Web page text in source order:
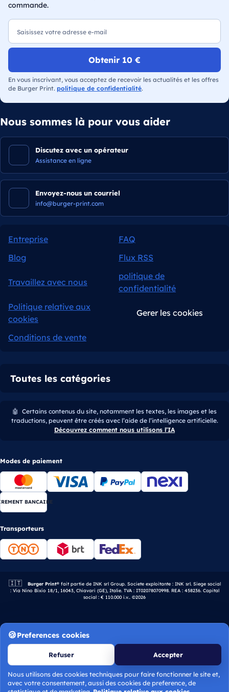
commande.
E-mail
Obtenir 10 €
En vous inscrivant, vous acceptez de recevoir les actualités et les offres
de Burger Print. politique de confidentialité.
Nous sommes là pour vous aider
Discutez avec un opérateur
Assistance en ligne
Envoyez-nous un courriel
info@burger-print.com
Entreprise
FAQ
Blog
Flux RSS
Travaillez avec nous
politique de
confidentialité
Politique relative aux
cookies
Gerer les cookies
Conditions de vente
Toutes les catégories
🤖 Certains contenus du site, notamment les textes, les images et les
traductions, peuvent être créés avec l’aide de l’intelligence artificielle.
Découvrez comment nous utilisons l’IA
Modes de paiement
BANCAIRE
Transporteurs
🇮🇹 Entreprise italienne.
Burger Print®fait partie de INK srl Group. Societe exploitante : INK srl. Siege social
: Via Nino Bixio 18/1, 16043, Chiavari (GE), Italie. TVA : IT02078070998. REA : 458236. Capital
social : € 110.000 i.v.. ©2026
Preferences cookies
Refuser Accepter
Nous utilisons des cookies techniques pour faire fonctionner le site et,
avec votre consentement, aussi des cookies de preference, de